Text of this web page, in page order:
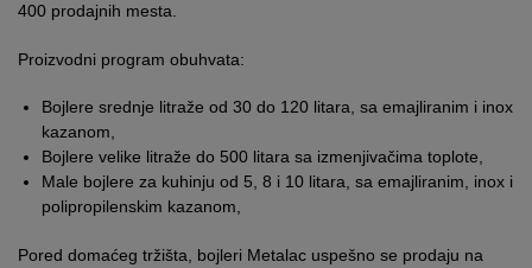
400 prodajnih mesta.
Proizvodni program obuhvata:
Bojlere srednje litraže od 30 do 120 litara, sa emajliranim i inox
kazanom,
Bojlere velike litraže do 500 litara sa izmenjivačima toplote,
Male bojlere za kuhinju od 5, 8 i 10 litara, sa emajliranim, inox i
polipropilenskim kazanom,
Pored domaćeg tržišta, bojleri Metalac uspešno se prodaju na